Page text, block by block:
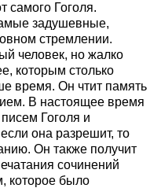
самого Гоголя.
задушевные,
стремлении.
человек, но жалко
которым столько
время. Он чтит память
В настоящее время
Гоголя и
она разрешит, то
Он также получит
сочинений
которое было